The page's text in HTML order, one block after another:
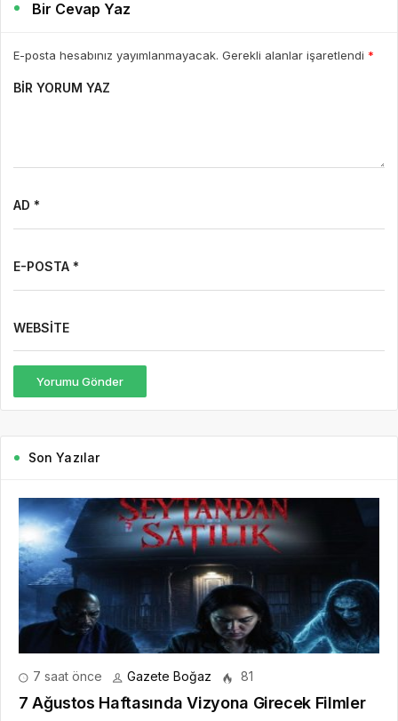
Bir Cevap Yaz
E-posta hesabınız yayımlanmayacak. Gerekli alanlar işaretlendi *
BIR YORUM YAZ
AD *
E-POSTA *
WEBSITE
Yorumu Gönder
Son Yazılar
7 saat önce Gazete Boğaz 81
7 Ağustos Haftasında Vizyona Girecek Filmler